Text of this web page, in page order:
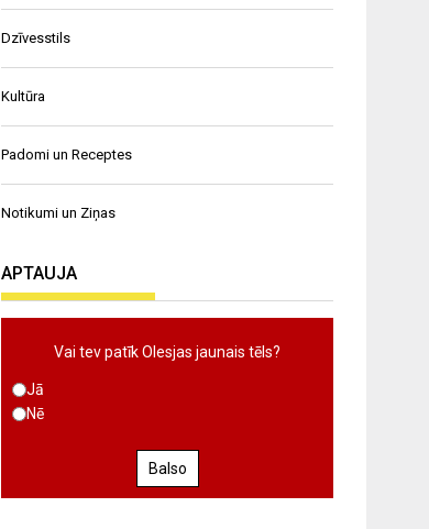
Dzīvesstils
Kultūra
Padomi un Receptes
Notikumi un Ziņas
APTAUJA
Vai tev patīk Olesjas jaunais tēls?
Jā
Nē
Balso